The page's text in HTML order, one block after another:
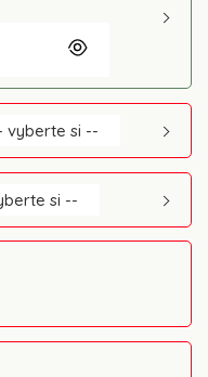
vyberte si --
si --